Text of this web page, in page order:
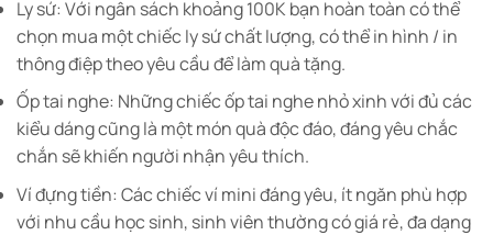
Ly sứ: Với ngân sách khoảng 100K bạn hoàn toàn có thể
chọn mua một chiếc ly sứ chất lượng, có thể in hình / in
thông điệp theo yêu cầu để làm quà tặng.
Ốp tai nghe: Những chiếc ốp tai nghe nhỏ xinh với đủ các
kiểu dáng cũng là một món quà độc đáo, đáng yêu chắc
chắn sẽ khiến người nhận yêu thích.
Ví đựng tiền: Các chiếc ví mini đáng yêu, ít ngăn phù hợp
với nhu cầu học sinh, sinh viên thường có giá rẻ, đa dạng